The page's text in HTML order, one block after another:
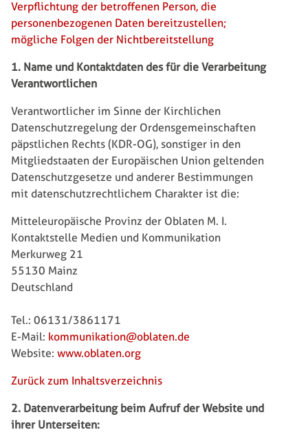
Verpflichtung der betroffenen Person, die
personenbezogenen Daten bereitzustellen;
mögliche Folgen der Nichtbereitstellung
1. Name und Kontaktdaten des für die Verarbeitung
Verantwortlichen
Verantwortlicher im Sinne der Kirchlichen
Datenschutzregelung der Ordensgemeinschaften
päpstlichen Rechts (KDR-OG), sonstiger in den
Mitgliedstaaten der Europäischen Union geltenden
Datenschutzgesetze und anderer Bestimmungen
mit datenschutzrechtlichem Charakter ist die:
Mitteleuropäische Provinz der Oblaten M. I.
Kontaktstelle Medien und Kommunikation
Merkurweg 21
55130 Mainz
Deutschland
Tel.: 06131/3861171
E-Mail: kommunikation@oblaten.de
Website: www.oblaten.org
Zurück zum Inhaltsverzeichnis
2. Datenverarbeitung beim Aufruf der Website und
ihrer Unterseiten: